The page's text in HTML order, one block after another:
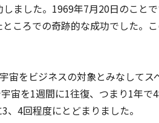
ました。1969年7月20日のこと
ころでの奇跡的な成功でした。
宙をビジネスの対象とみなしてス
宙を1週間に1往復、つまり1年で
4回程度にとどまりました。